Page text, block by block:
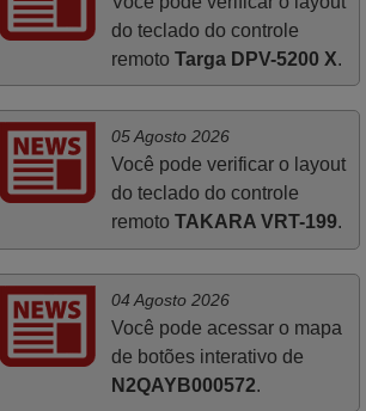
loja nenhuma me tinha explicado como
funcionar. Apenas diziam que tinham
comandos universais mas podiam não
PORTUGAL
do teclado do controle
remoto Targa DPV-5200 X.
05 Agosto 2026
Você pode verificar o layout
do teclado do controle
remoto TAKARA VRT-199.
04 Agosto 2026
Você pode acessar o mapa
de botões interativo de
N2QAYB000572.